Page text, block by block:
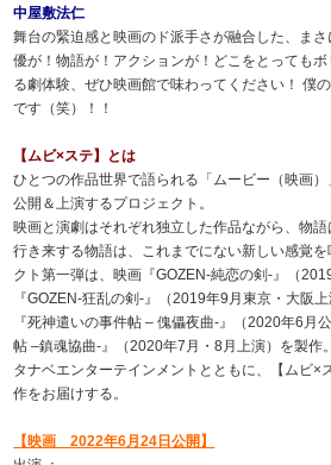
中屋敷法仁
舞台の緊迫感と映画のド派手さが融合した、ま
優が！物語が！アクションが！どこをとっても
る劇体験、ぜひ映画館で味わってください！ 僕
です（笑）！！
【ムビ×ステ】とは
ひとつの作品世界で語られる「ムービー（映画
公開＆上演するプロジェクト。
映画と演劇はそれぞれ独立した作品ながら、物
行き来する物語は、これまでにない新しい感覚
クト第一弾は、映画『GOZEN-純恋の剣-』（
『GOZEN-狂乱の剣-』（2019年9月東京・大阪
『死神遣いの事件帖 – 傀儡夜曲-』（2020年6月
帖 –鎮魂協曲-』（2020年7月・8月上演）を製作
タナベエンターテインメントとともに、【ムビ×
作をお届けする。
【映画 2022年6月24日公開】